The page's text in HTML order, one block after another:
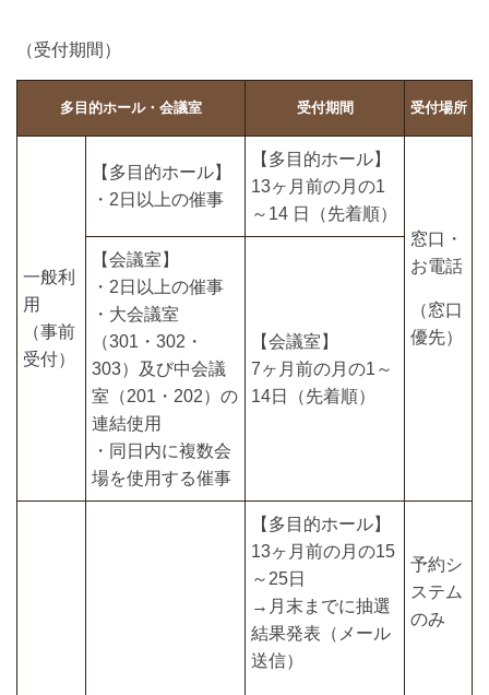
（受付期間）
多目的ホール・会議室 受付期間 受付場所
一般利
用
（事前
受付）
【多目的ホール】
・2日以上の催事
【多目的ホール】
13ヶ月前の月の1
～14 日（先着順）
窓口・
お電話
（窓口
優先）
【会議室】
・2日以上の催事
・大会議室
（301・302・
303）及び中会議
室（201・202）の
連結使用
・同日内に複数会
場を使用する催事
【会議室】
7ヶ月前の月の1～
14日（先着順）
【多目的ホール】
13ヶ月前の月の15
～25日
→月末までに抽選
結果発表（メール
送信）
予約シ
ステム
のみ